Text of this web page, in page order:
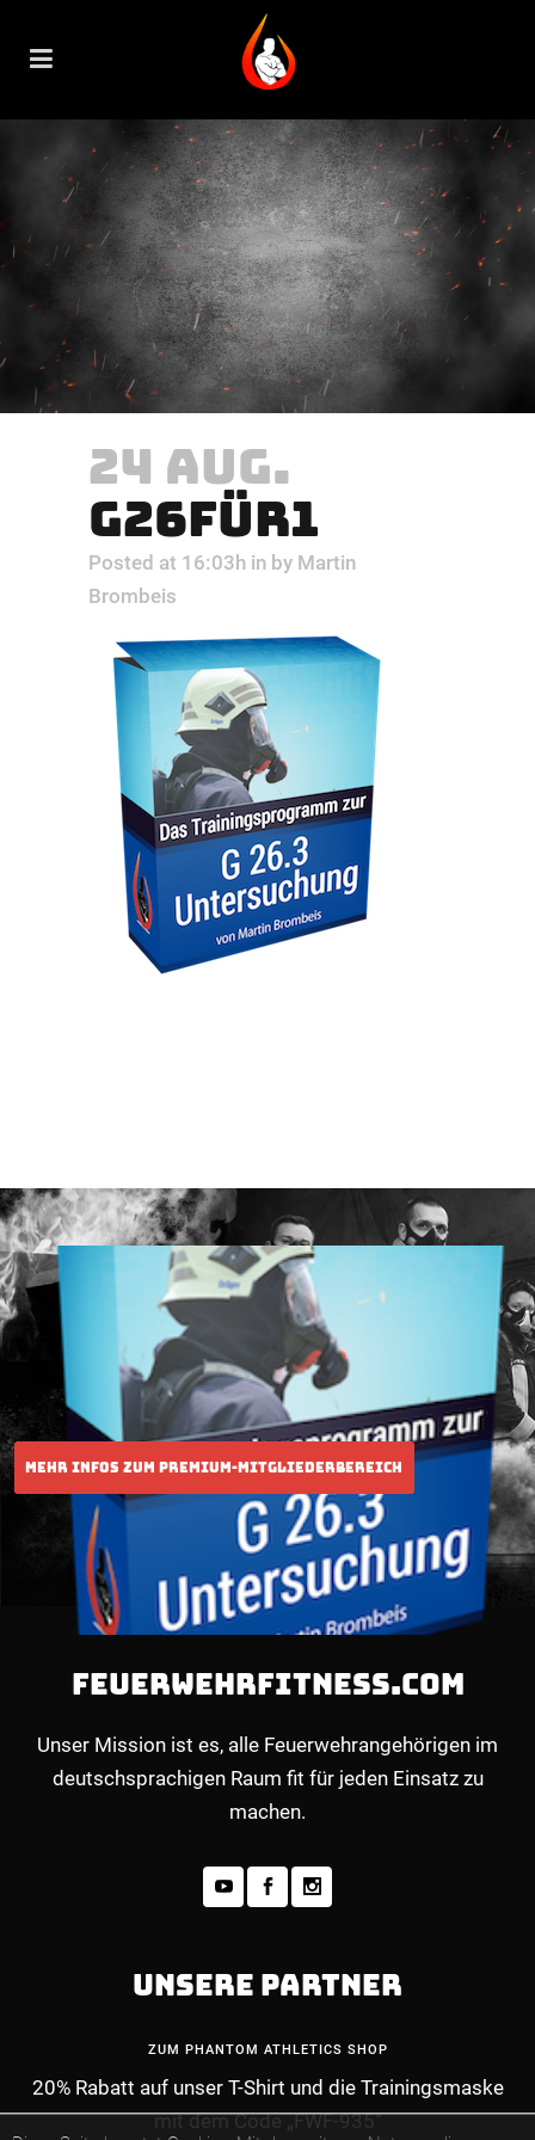
24 AUG.
G26FÜR1
Posted at 16:03h in by Martin
Brombeis
FEUERWEHRFITNESS.COM
Unser Mission ist es, alle Feuerwehrangehörigen im
deutschsprachigen Raum fit für jeden Einsatz zu
machen.
UNSERE PARTNER
ZUM PHANTOM ATHLETICS SHOP
20% Rabatt auf unser T-Shirt und die Trainingsmaske
mit dem Code „FWF-935“